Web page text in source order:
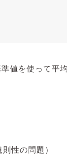
準値を使っ
規則性の問題